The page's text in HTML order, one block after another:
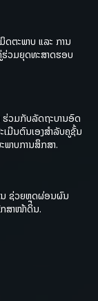
ຕະພາບ ແລະ ການ
ວມຍຸດທະສາດຮອບ
ຮ່ວມກັບລັດຖະບານອົດ
ເມີນຕົນເອງສຳລັບຄູຊັ້ນ
ພາບການສຶກສາ.
ນ ຊ່ວຍຫຼຸດຜ່ອນຜົນ
ສາໜ້າດິນ.